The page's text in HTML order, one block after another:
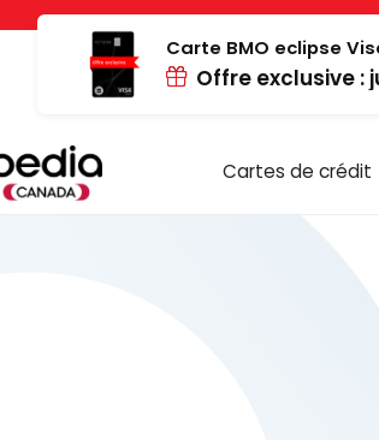
des cookies
Carte BMO eclipse
Offre exclusive :
Cartes de crédit